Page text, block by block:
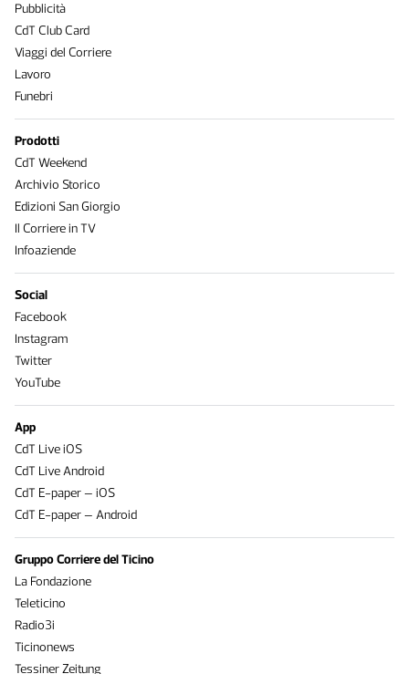
Pubblicità
CdT Club Card
Viaggi del Corriere
Lavoro
Funebri
Prodotti
CdT Weekend
Archivio Storico
Edizioni San Giorgio
Il Corriere in TV
Infoaziende
Social
Facebook
Instagram
Twitter
YouTube
App
CdT Live iOS
CdT Live Android
CdT E-paper – iOS
CdT E-paper – Android
Gruppo Corriere del Ticino
La Fondazione
Teleticino
Radio3i
Ticinonews
Tessiner Zeitung